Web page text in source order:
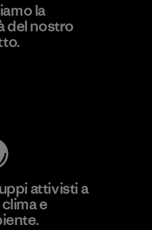
la
del nostro
attivisti a
e